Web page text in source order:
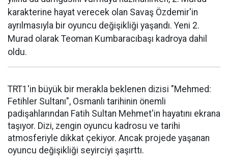
karakterine hayat verecek olan Savaş Özdemir'in
ayrılmasıyla bir oyuncu değişikliği yaşandı. Yeni 2.
Murad olarak Teoman Kumbaracıbaşı kadroya dahil
oldu.
TRT1'in büyük bir merakla beklenen dizisi "Mehmed:
Fetihler Sultanı", Osmanlı tarihinin önemli
padişahlarından Fatih Sultan Mehmet'in hayatını ekrana
taşıyor. Dizi, zengin oyuncu kadrosu ve tarihi
atmosferiyle dikkat çekiyor. Ancak projede yaşanan
oyuncu değişikliği seyirciyi şaşırttı.